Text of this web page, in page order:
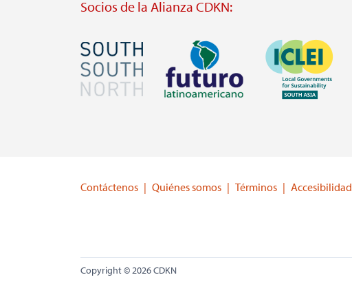
Socios de la Alianza CDKN:
Imagen Imagen
https://www.ffla.net/
Imagen
https://iclei.org/
Contáctenos Quiénes somos Términos Accesibilidad
Copyright © 2026 CDKN